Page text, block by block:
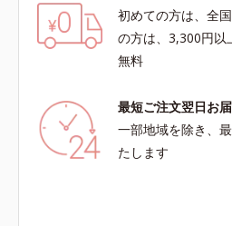
初めての方は、全
の方は、3,300円以
無料
最短ご注文翌日お
一部地域を除き、
たします